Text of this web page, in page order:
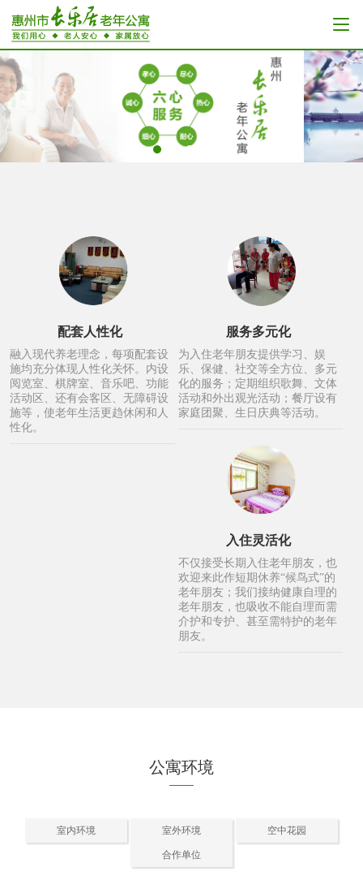
配套人性化
融入现代养老理念，每项配套设
施均充分体现人性化关怀。内设
阅览室、棋牌室、音乐吧、功能
活动区、还有会客区、无障碍设
施等，使老年生活更趋休闲和人
性化。
服务多元化
为入住老年朋友提供学习、娱
乐、保健、社交等全方位、多元
化的服务；定期组织歌舞、文体
活动和外出观光活动；餐厅设有
家庭团聚、生日庆典等活动。
入住灵活化
不仅接受长期入住老年朋友，也
欢迎来此作短期休养“候鸟式”的
老年朋友；我们接纳健康自理的
老年朋友，也吸收不能自理而需
介护和专护、甚至需特护的老年
朋友。
公寓环境
室内环境 室外环境 空中花园
合作单位